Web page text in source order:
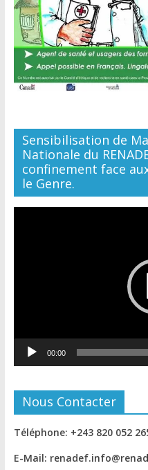
Sensibilisation de
Nationale du
confinement face
le Genre.
00:00
Nous Contacter
Téléphone: +243 820 052
E-Mail: